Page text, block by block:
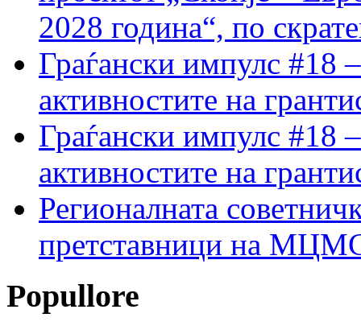
2028 година“, по
Граѓански импулс #18
активностите на
Граѓански импулс #18
активностите на
Регионалната
претставници на МЦМС
Popullore